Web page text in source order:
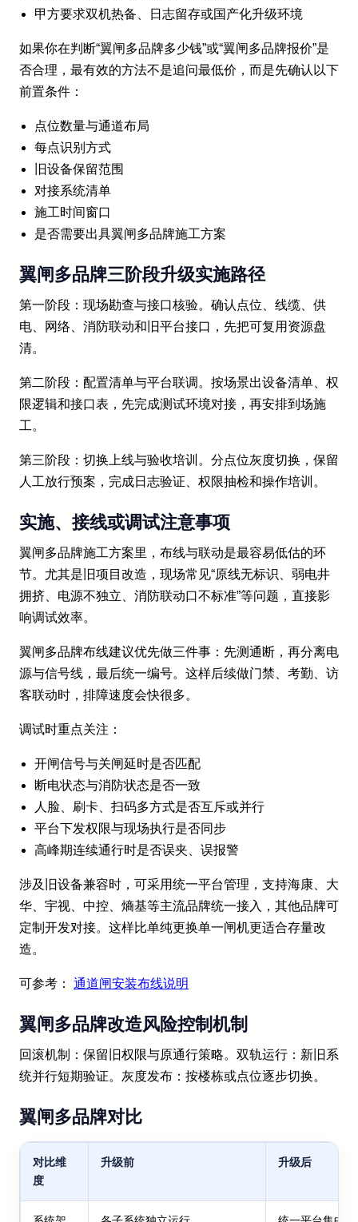
甲方要求双机热备、日志留存或国产化升级环境
如果你在判断“翼闸多品牌多少钱”或“翼闸多品牌报价”是
否合理，最有效的方法不是追问最低价，而是先确认以下
前置条件：
点位数量与通道布局
每点识别方式
旧设备保留范围
对接系统清单
施工时间窗口
是否需要出具翼闸多品牌施工方案
翼闸多品牌三阶段升级实施路径
第一阶段：现场勘查与接口核验。确认点位、线缆、供
电、网络、消防联动和旧平台接口，先把可复用资源盘
清。
第二阶段：配置清单与平台联调。按场景出设备清单、权
限逻辑和接口表，先完成测试环境对接，再安排到场施
工。
第三阶段：切换上线与验收培训。分点位灰度切换，保留
人工放行预案，完成日志验证、权限抽检和操作培训。
实施、接线或调试注意事项
翼闸多品牌施工方案里，布线与联动是最容易低估的环
节。尤其是旧项目改造，现场常见“原线无标识、弱电井
拥挤、电源不独立、消防联动口不标准”等问题，直接影
响调试效率。
翼闸多品牌布线建议优先做三件事：先测通断，再分离电
源与信号线，最后统一编号。这样后续做门禁、考勤、访
客联动时，排障速度会快很多。
调试时重点关注：
开闸信号与关闸延时是否匹配
断电状态与消防状态是否一致
人脸、刷卡、扫码多方式是否互斥或并行
平台下发权限与现场执行是否同步
高峰期连续通行时是否误夹、误报警
涉及旧设备兼容时，可采用统一平台管理，支持海康、大
华、宇视、中控、熵基等主流品牌统一接入，其他品牌可
定制开发对接。这样比单纯更换单一闸机更适合存量改
造。
可参考： 通道闸安装布线说明
翼闸多品牌改造风险控制机制
回滚机制：保留旧权限与原通行策略。双轨运行：新旧系
统并行短期验证。灰度发布：按楼栋或点位逐步切换。
翼闸多品牌对比
对比维
度
升级前 升级后